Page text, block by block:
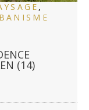
,
(14)